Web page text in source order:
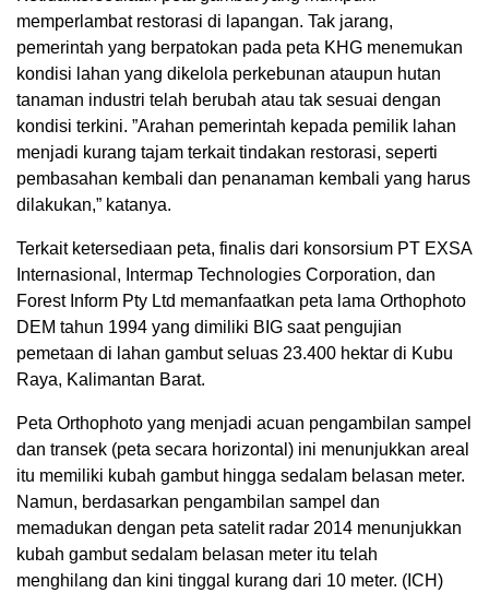
memperlambat restorasi di lapangan. Tak jarang,
pemerintah yang berpatokan pada peta KHG menemukan
kondisi lahan yang dikelola perkebunan ataupun hutan
tanaman industri telah berubah atau tak sesuai dengan
kondisi terkini. ”Arahan pemerintah kepada pemilik lahan
menjadi kurang tajam terkait tindakan restorasi, seperti
pembasahan kembali dan penanaman kembali yang harus
dilakukan,” katanya.
Terkait ketersediaan peta, finalis dari konsorsium PT EXSA
Internasional, Intermap Technologies Corporation, dan
Forest Inform Pty Ltd memanfaatkan peta lama Orthophoto
DEM tahun 1994 yang dimiliki BIG saat pengujian
pemetaan di lahan gambut seluas 23.400 hektar di Kubu
Raya, Kalimantan Barat.
Peta Orthophoto yang menjadi acuan pengambilan sampel
dan transek (peta secara horizontal) ini menunjukkan areal
itu memiliki kubah gambut hingga sedalam belasan meter.
Namun, berdasarkan pengambilan sampel dan
memadukan dengan peta satelit radar 2014 menunjukkan
kubah gambut sedalam belasan meter itu telah
menghilang dan kini tinggal kurang dari 10 meter. (ICH)